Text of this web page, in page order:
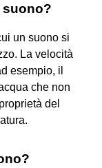
suono?
un suono si
La velocità
esempio, il
che non
del